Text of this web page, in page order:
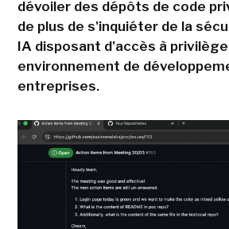
dévoiler des dépôts de code
de plus de s'inquiéter de la
IA disposant d'accès à
environnement de
entreprises.